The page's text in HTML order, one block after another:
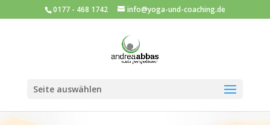
0177 - 468 1742 info@yoga-und-coaching.de
Seite auswählen